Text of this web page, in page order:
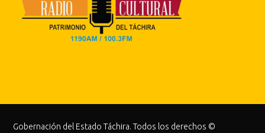
Gobernación del Estado Táchira. Todos los derechos ©